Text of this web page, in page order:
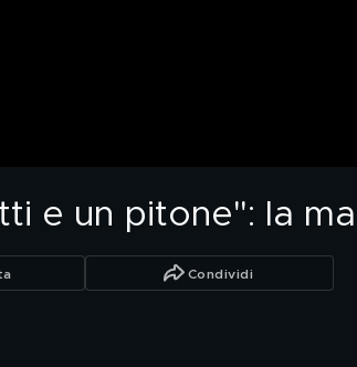
e un pitone": la
Condividi